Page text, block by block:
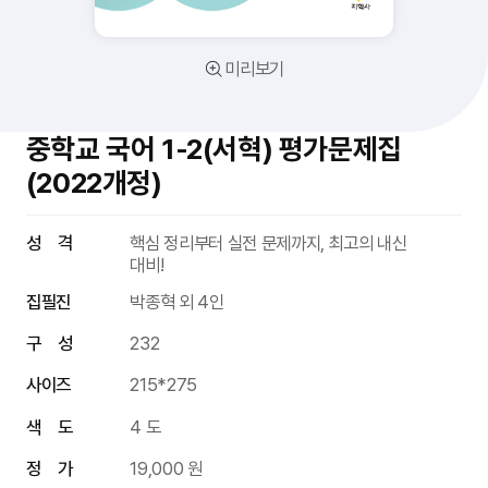
미리보기
중학교 국어 1-2(서혁) 평가문제집
(2022개정)
성 격
핵심 정리부터 실전 문제까지, 최고의 내신
대비!
집필진
박종혁 외 4인
구 성
232
사이즈
215*275
색 도
4 도
정 가
19,000 원